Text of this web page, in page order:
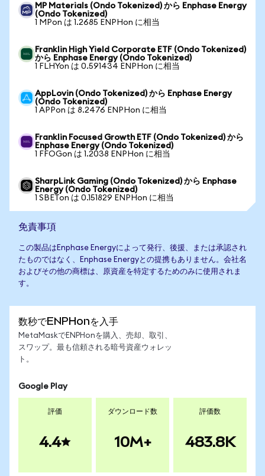
MP Materials (Ondo Tokenized) から Enphase Energy
(Ondo Tokenized)
1 MPon は 1.2685 ENPHon に相当
Franklin High Yield Corporate ETF (Ondo Tokenized)
から Enphase Energy (Ondo Tokenized)
1 FLHYon は 0.591434 ENPHon に相当
AppLovin (Ondo Tokenized) から Enphase Energy
(Ondo Tokenized)
1 APPon は 8.2476 ENPHon に相当
Franklin Focused Growth ETF (Ondo Tokenized) から
Enphase Energy (Ondo Tokenized)
1 FFOGon は 1.2038 ENPHon に相当
SharpLink Gaming (Ondo Tokenized) から Enphase
Energy (Ondo Tokenized)
1 SBETon は 0.151829 ENPHon に相当
免責事項
この製品はEnphase Energyによって発行、後援、または承認され
たものではなく、Enphase Energyとの提携もありません。会社名
およびその他の商標は、原資産を特定するためのみに使用されま
す。
数秒でENPHonを入手
MetaMaskでENPHonを購入、売却、取引、
スワップ。最も信頼される暗号資産ウォレッ
ト。
Google Play
評価
4.4
ダウンロード数
10M+
評価数
483.8K